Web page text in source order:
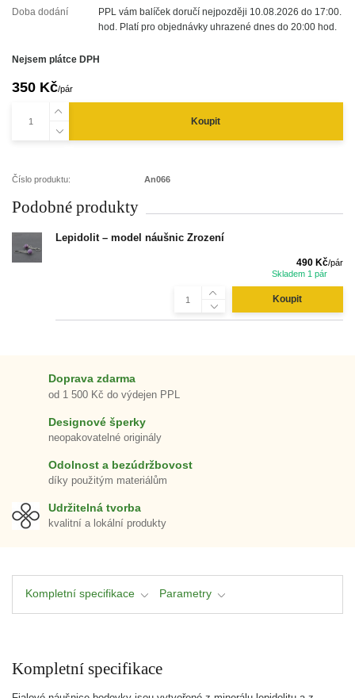
Doba dodání
PPL vám balíček doručí nejpozději 10.08.2026 do 17:00.
hod. Platí pro objednávky uhrazené dnes do 20:00 hod.
Nejsem plátce DPH
350 Kč/pár
Koupit
Číslo produktu: An066
Podobné produkty
Lepidolit – model náušnic Zrození
490 Kč/pár
Skladem 1 pár
Koupit
Doprava zdarma
od 1 500 Kč do výdejen PPL
Designové šperky
neopakovatelné originály
Odolnost a bezúdržbovost
díky použitým materiálům
Udržitelná tvorba
kvalitní a lokální produkty
Kompletní specifikace Parametry
Kompletní specifikace